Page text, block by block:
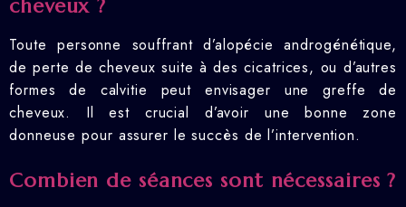
cheveux ?
Toute personne souffrant d’alopécie androgénétique,
de perte de cheveux suite à des cicatrices, ou d’autres
formes de calvitie peut envisager une greffe de
cheveux. Il est crucial d’avoir une bonne zone
donneuse pour assurer le succès de l’intervention.
Combien de séances sont nécessaires ?